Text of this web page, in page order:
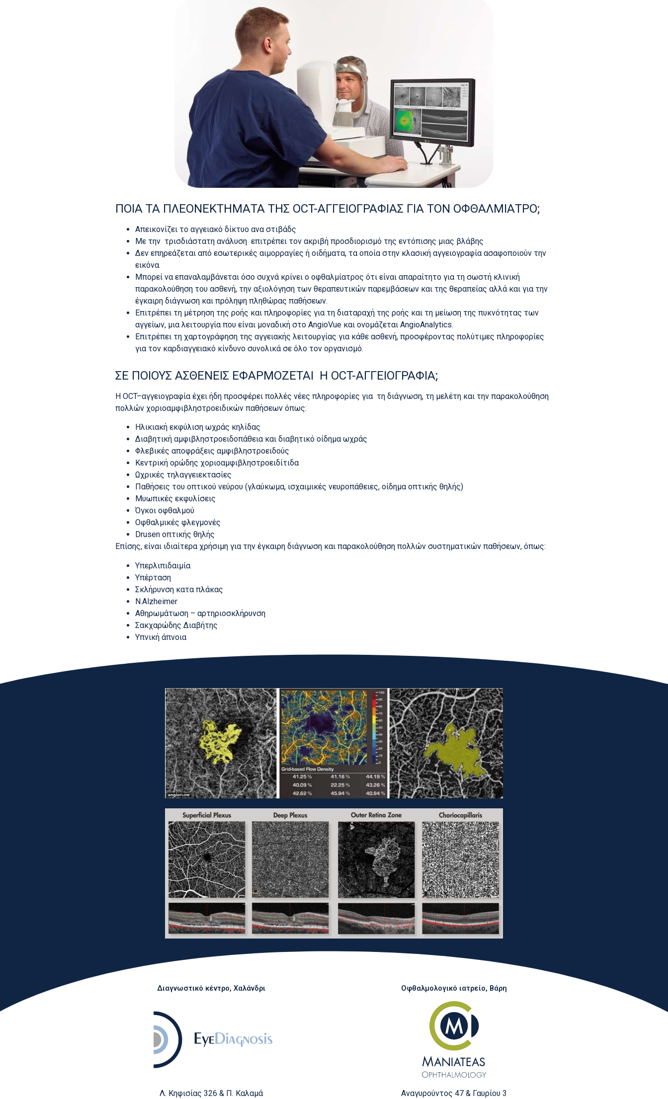
ΠΟΙΑ ΤΑ ΠΛΕΟΝΕΚΤΗΜΑΤΑ ΤΗΣ OCT-ΑΓΓΕΙΟΓΡΑΦΙΑΣ ΓΙΑ ΤΟΝ ΟΦΘΑΛΜΙΑΤΡΟ;
Απεικονίζει το αγγειακό δίκτυο ανα στιβάδς
Με την τρισδιάστατη ανάλυση επιτρέπει τον ακριβή προσδιορισμό της εντόπισης μιας βλάβης
Δεν επηρεάζεται από εσωτερικές αιμορραγίες ή οιδήματα, τα οποία στην κλασική αγγειογραφία ασαφοποιούν την
εικόνα.
Μπορεί να επαναλαμβάνεται όσο συχνά κρίνει ο οφθαλμίατρος ότι είναι απαραίτητο για τη σωστή κλινική
παρακολούθηση του ασθενή, την αξιολόγηση των θεραπευτικών παρεμβάσεων και της θεραπείας αλλά και για την
έγκαιρη διάγνωση και πρόληψη πληθώρας παθήσεων.
Επιτρέπει τη μέτρηση της ροής και πληροφορίες για τη διαταραχή της ροής και τη μείωση της πυκνότητας των
αγγείων, μια λειτουργία που είναι μοναδική στο AngioVue και ονομάζεται AngioAnalytics.
Επιτρέπει τη χαρτογράφηση της αγγειακής λειτουργίας για κάθε ασθενή, προσφέροντας πολύτιμες πληροφορίες
για τον καρδιαγγειακό κίνδυνο συνολικά σε όλο τον οργανισμό.
ΣΕ ΠΟΙΟΥΣ ΑΣΘΕΝΕΙΣ ΕΦΑΡΜΟΖΕΤΑΙ Η OCT-ΑΓΓΕΙΟΓΡΑΦΙΑ;
Η OCT–αγγειογραφία έχει ήδη προσφέρει πολλές νέες πληροφορίες για τη διάγνωση, τη μελέτη και την παρακολούθηση
πολλών χοριοαμφιβληστροειδικών παθήσεων όπως:
Ηλικιακή εκφύλιση ωχράς κηλίδας
Διαβητική αμφιβληστροειδοπάθεια και διαβητικό οίδημα ωχράς
Φλεβικές αποφράξεις αμφιβληστροειδούς
Κεντρική ορώδης χοριοαμφιβληστροειδίτιδα
Ωχρικές τηλαγγειεκτασίες
Παθήσεις του οπτικού νεύρου (γλαύκωμα, ισχαιμικές νευροπάθειες, οίδημα οπτικής θηλής)
Μυωπικές εκφυλίσεις
Όγκοι οφθαλμού
Οφθαλμικές φλεγμονές
Drusen οπτικής θηλής
Επίσης, είναι ιδιαίτερα χρήσιμη για την έγκαιρη διάγνωση και παρακολούθηση πολλών συστηματικών παθήσεων, όπως:
Υπερλιπιδαιμία
Υπέρταση
Σκλήρυνση κατα πλάκας
Ν.Alzheimer
Αθηρωμάτωση – αρτηριοσκλήρυνση
Σακχαρώδης Διαβήτης
Υπνική άπνοια
Διαγνωστικό κέντρο, Χαλάνδρι
Λ. Κηφισίας 326 & Π. Καλαμά
Οφθαλμολογικό ιατρείο, Βάρη
Αναγυρούντος 47 & Γαυρίου 3